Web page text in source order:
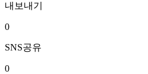
내보내기
0
SNS공유
0